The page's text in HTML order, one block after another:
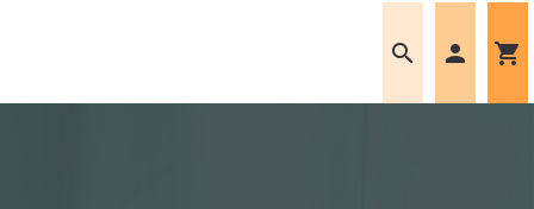
search person shopping_cart